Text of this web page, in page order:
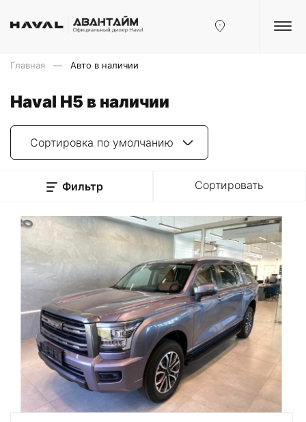
Главная Авто в наличии
Haval H5 в наличии
Сортировка по умолчанию
Фильтр Сортировать